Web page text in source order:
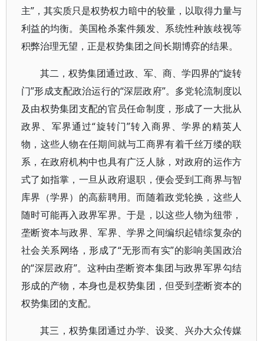
主”，其实质只是权势权力暗中的较量，以取得力量与
利益的均衡。美国枪杀案件频发、系统性种族歧视等
积弊治理无望，正是权势集团之间长期博弈的结果。
其二，权势集团通过政、军、商、学四界的“旋转
门”形成支配政治运行的“深层政府”。多党轮流制度以
及由权势集团支配的官员任命制度，形成了一大批从
政界、军界通过“旋转门”转入商界、学界的精英人
物，这些人物在任期间就与工商界有着千丝万缕的联
系，在政府机构中也具有广泛人脉，对政府的运作方
式了如指掌，一旦从政府退职，便会受到工商界与智
库界（学界）的高薪聘用。而随着政党轮换，这些人
随时可能再入政界军界。于是，以这些人物为纽带，
垄断资本与政界、军界、学界之间编织起错综复杂的
社会关系网络，形成了“无形而有实”的影响美国政治
的“深层政府”。这种由垄断资本集团与政界军界勾结
形成的产物，本身也是权势集团，但受到垄断资本的
权势集团的支配。
其三，权势集团通过办学、设奖、兴办大众传媒